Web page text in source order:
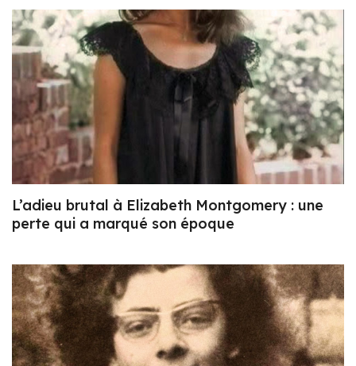
L’adieu brutal à Elizabeth Montgomery : une
perte qui a marqué son époque